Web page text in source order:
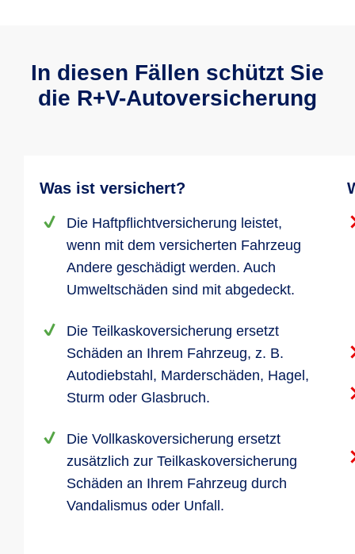
In diesen Fällen schützt Sie
die R+V-Autoversicherung
Was ist versichert?
Die Haftpflichtversicherung leistet,
wenn mit dem versicherten Fahrzeug
Andere geschädigt werden. Auch
Umweltschäden sind mit abgedeckt.
Die Teilkaskoversicherung ersetzt
Schäden an Ihrem Fahrzeug, z. B.
Autodiebstahl, Marderschäden, Hagel,
Sturm oder Glasbruch.
Die Vollkaskoversicherung ersetzt
zusätzlich zur Teilkaskoversicherung
Schäden an Ihrem Fahrzeug durch
Vandalismus oder Unfall.